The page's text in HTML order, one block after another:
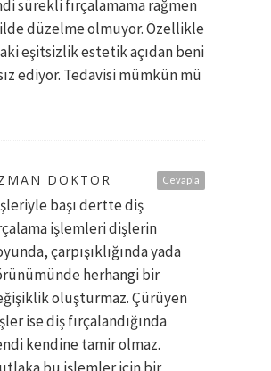
sürekli fırçalamama rağmen
düzelme olmuyor. Özellikle
eşitsizlik estetik açıdan beni
ediyor. Tedavisi mümkün mü
Cevapla
DOKTOR
başı dertte diş
işlemleri dişlerin
çarpışıklığında yada
herhangi bir
oluşturmaz. Çürüyen
ise diş fırçalandığında
kendine tamir olmaz.